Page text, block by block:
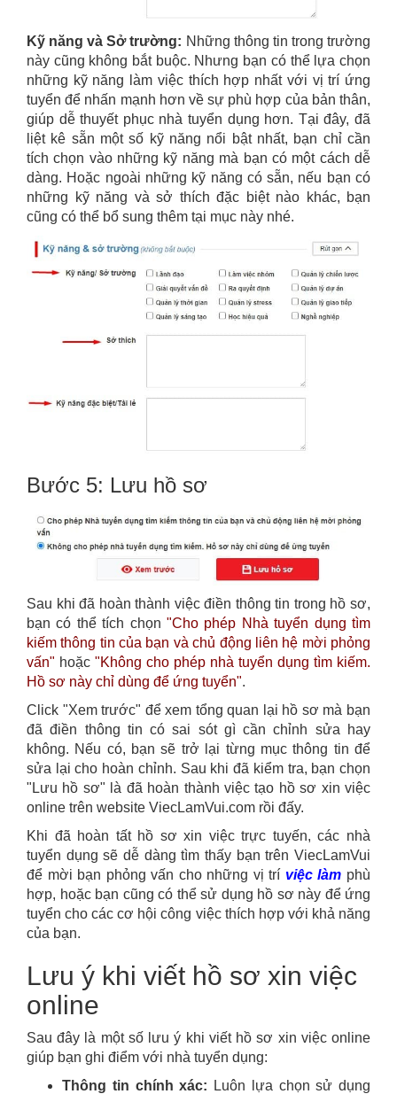
Kỹ năng và Sở trường: Những thông tin trong trường
này cũng không bắt buộc. Nhưng bạn có thể lựa chọn
những kỹ năng làm việc thích hợp nhất với vị trí ứng
tuyển để nhấn mạnh hơn về sự phù hợp của bản thân,
giúp dễ thuyết phục nhà tuyển dụng hơn. Tại đây, đã
liệt kê sẵn một số kỹ năng nổi bật nhất, bạn chỉ cần
tích chọn vào những kỹ năng mà bạn có một cách dễ
dàng. Hoặc ngoài những kỹ năng có sẵn, nếu bạn có
những kỹ năng và sở thích đặc biệt nào khác, bạn
cũng có thể bổ sung thêm tại mục này nhé.
Bước 5: Lưu hồ sơ
Sau khi đã hoàn thành việc điền thông tin trong hồ sơ,
bạn có thể tích chọn "Cho phép Nhà tuyển dụng tìm
kiếm thông tin của bạn và chủ động liên hệ mời phỏng
vấn" hoặc "Không cho phép nhà tuyển dụng tìm kiếm.
Hồ sơ này chỉ dùng để ứng tuyển".
Click "Xem trước" để xem tổng quan lại hồ sơ mà bạn
đã điền thông tin có sai sót gì cần chỉnh sửa hay
không. Nếu có, bạn sẽ trở lại từng mục thông tin để
sửa lại cho hoàn chỉnh. Sau khi đã kiểm tra, bạn chọn
"Lưu hồ sơ" là đã hoàn thành việc tạo hồ sơ xin việc
online trên website ViecLamVui.com rồi đấy.
Khi đã hoàn tất hồ sơ xin việc trực tuyến, các nhà
tuyển dụng sẽ dễ dàng tìm thấy bạn trên ViecLamVui
để mời bạn phỏng vấn cho những vị trí việc làm phù
hợp, hoặc bạn cũng có thể sử dụng hồ sơ này để ứng
tuyển cho các cơ hội công việc thích hợp với khả năng
của bạn.
Lưu ý khi viết hồ sơ xin việc
online
Sau đây là một số lưu ý khi viết hồ sơ xin việc online
giúp bạn ghi điểm với nhà tuyển dụng:
Thông tin chính xác: Luôn lựa chọn sử dụng